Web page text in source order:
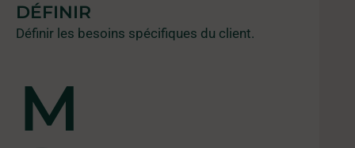
DÉFINIR
Définir les besoins spécifiques du client.
M